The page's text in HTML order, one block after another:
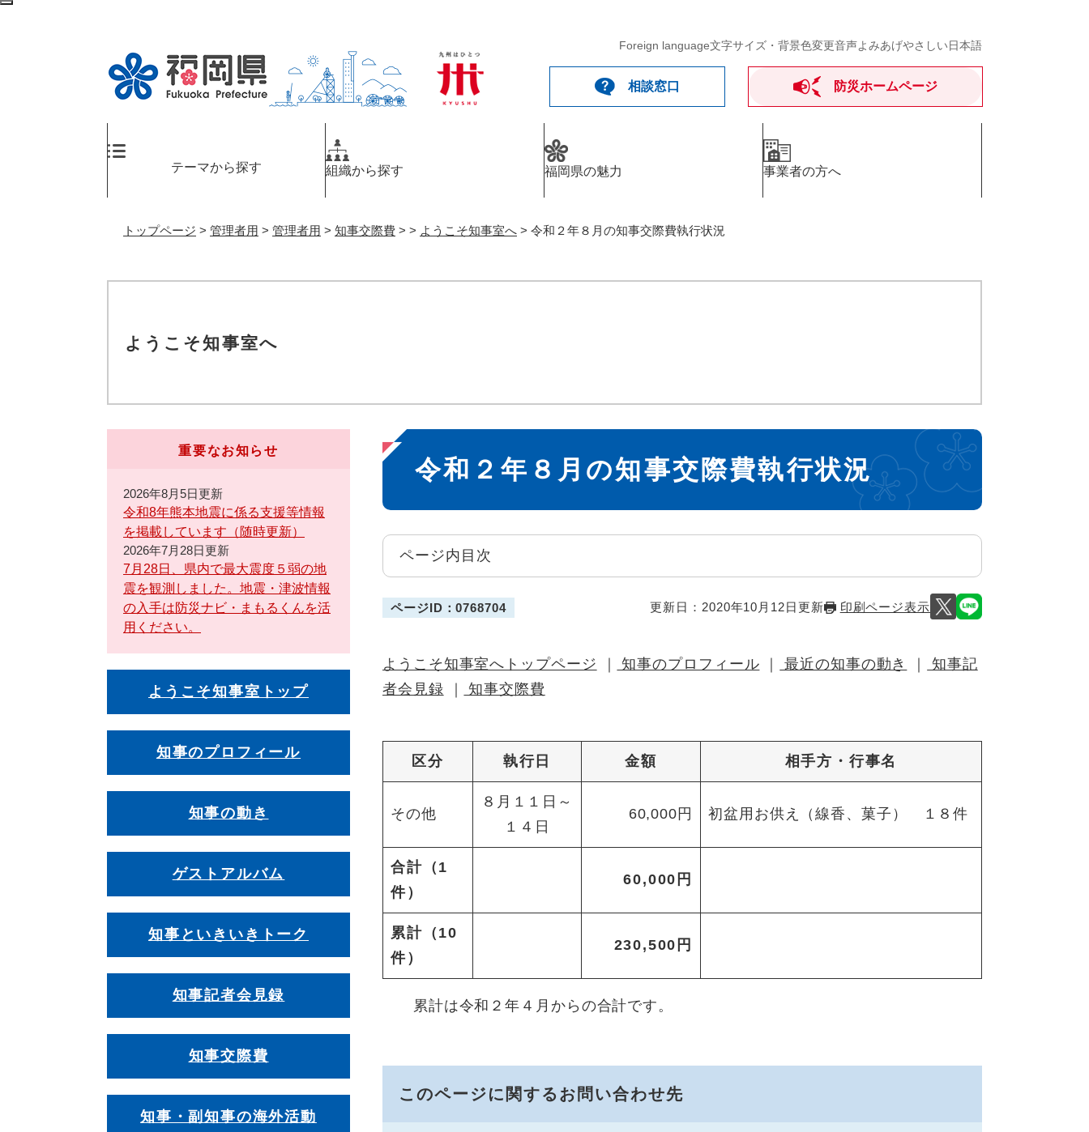
ペ
メ
Foreign language文字サイズ・背景色変更音声よみあげやさしい日本語
相談窓口 防災ホームページ
テーマから探す 組織から探す 福岡県の魅力 事業者の方へ
トップページ > 管理者用 > 管理者用 > 知事交際費 > > ようこそ知事室へ > 令和２年８月の知事交際費執行状況
ようこそ知事室へ
本
文
令和２年８月の知事交際費執行状況
ページ内目次
ページID：0768704 更新日：2020年10月12日更新 印刷ページ表示
ようこそ知事室へトップページ 知事のプロフィール 最近の知事の動き
知事記
者会見録
知事交際費
区分 執行日 金額 相手方・行事名
その他
８月１１日～
１４日
60,000円 初盆用お供え（線香、菓子） １８件
合計（1
件）
60,000円
累計（10
件）
230,500円
累計は令和２年４月からの合計です。
このページに関するお問い合わせ先
重要なお知らせ
2026年8月5日更新
令和8年熊本地震に係る支援等情報
を掲載しています（随時更新）
2026年7月28日更新
7月28日、県内で最大震度５弱の地
震を観測しました。地震・津波情報
の入手は防災ナビ・まもるくんを活
用ください。
ようこそ知事室トップ
知事のプロフィール
知事の動き
ゲストアルバム
知事といきいきトーク
知事記者会見録
知事交際費
知事・副知事の海外活動